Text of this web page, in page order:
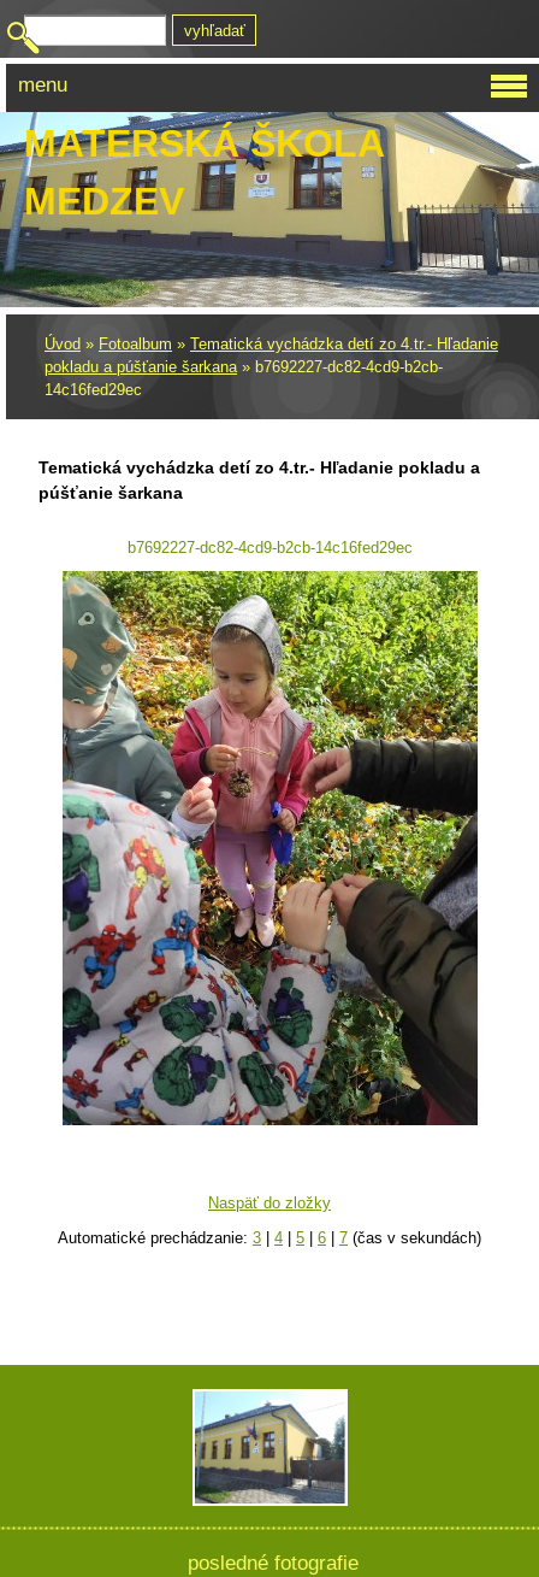
MATERSKÁ ŠKOLA
MEDZEV
Úvod » Fotoalbum » Tematická vychádzka detí zo 4.tr.- Hľadanie
pokladu a púšťanie šarkana» b7692227-dc82-4cd9-b2cb-
14c16fed29ec
Tematická vychádzka detí zo 4.tr.- Hľadanie pokladu a
púšťanie šarkana
b7692227-dc82-4cd9-b2cb-14c16fed29ec
Naspäť do zložky
Automatické prechádzanie: 3 4 5 6 7 (čas v sekundách)
menu
posledné fotografie